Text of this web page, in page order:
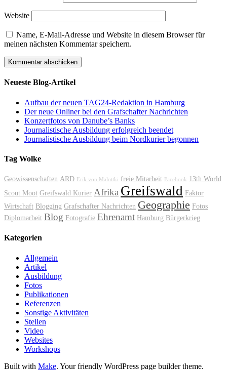
Website
Name, E-Mail-Adresse und Website in diesem Browser für
meinen nächsten Kommentar speichern.
Neueste Blog-Artikel
Aufbau der neuen TAG24-Redaktion in Hamburg
Der neue Onliner bei den Grafschafter Nachrichten
Konzertfotos von Danube’s Banks
Journalistische Ausbildung erfolgreich beendet
Journalistische Ausbildung beim Nordkurier begonnen
Tag Wolke
Geowissenschaften ARD Erik von Malottki freie Mitarbeit Facebook 13th World
Scout Moot Greifswald Kurier Afrika Greifswald Faktor
Wirtschaft Blogging Grafschafter Nachrichten Geographie Fotos
Diplomarbeit Blog Fotografie Ehrenamt Hamburg Bürgerkrieg
Kategorien
Allgemein
Artikel
Ausbildung
Fotos
Publikationen
Referenzen
Sonstige Aktivitäten
Stellen
Video
Websites
Workshops
Built with Make. Your friendly WordPress page builder theme.